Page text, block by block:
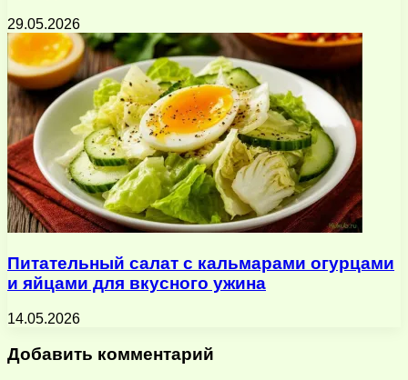
29.05.2026
Питательный салат с кальмарами огурцами
и яйцами для вкусного ужина
14.05.2026
Добавить комментарий